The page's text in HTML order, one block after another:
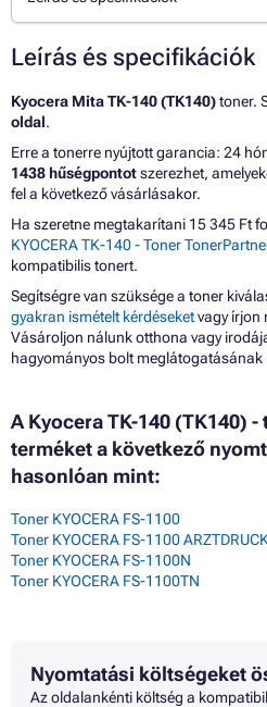
Leírás és specifikációk
Kyocera Mita TK-140 (TK140)toner.
oldal.
Erre a tonerre nyújtott garancia: 24
1438 hűségpontotszerezhet,
fel a következő vásárlásakor.
Ha szeretne megtakarítani 15 345 Ft
KYOCERA TK-140 - Toner
kompatibilis tonert.
Segítségre van szüksége a toner
gyakran ismételt kérdéseketvagy írjon
Vásároljon nálunk otthona vagy
hagyományos bolt meglátogatásának
A Kyocera TK-140 (TK140)
terméket a következő
hasonlóan mint:
Toner KYOCERA FS-1100
Toner KYOCERA FS-1100
Toner KYOCERA FS-1100N
Toner KYOCERA FS-1100TN
Nyomtatási költségeket
Az oldalankénti költség a